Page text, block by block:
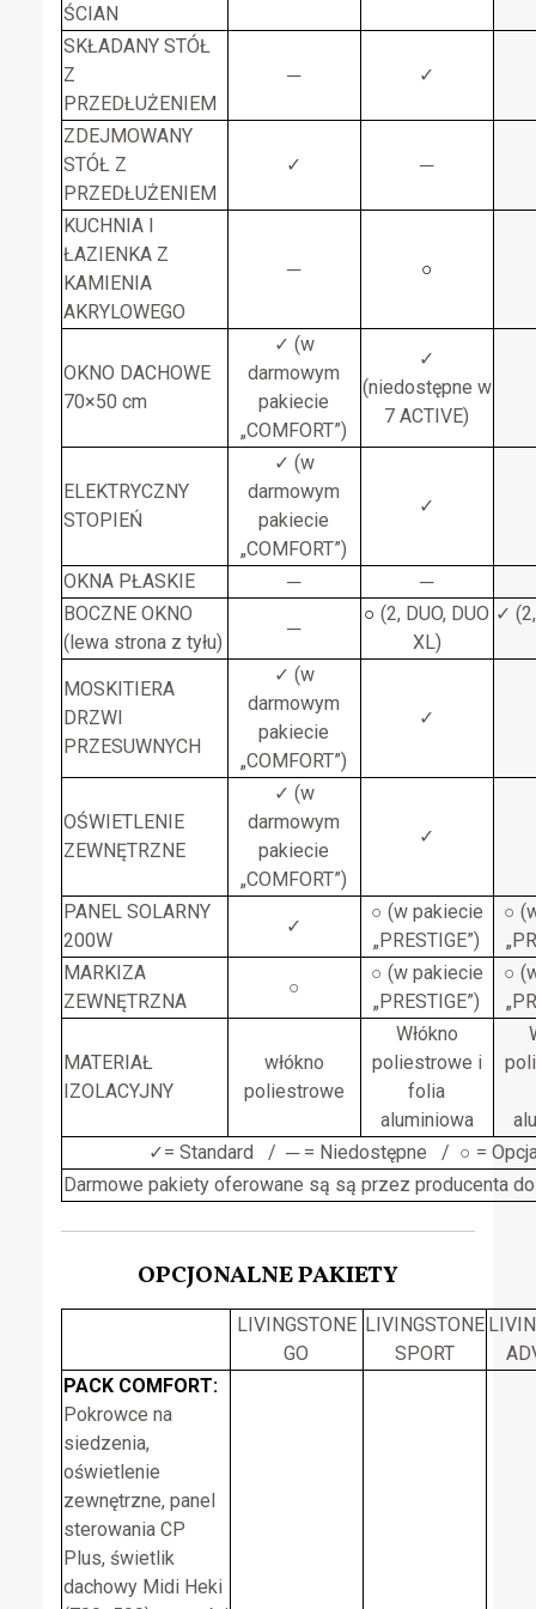
ŚCIAN
SKŁADANY STÓŁ
Z
PRZEDŁUŻENIEM
─ ✓
ZDEJMOWANY
STÓŁ Z
PRZEDŁUŻENIEM
✓ ─
KUCHNIA I
ŁAZIENKA Z
KAMIENIA
AKRYLOWEGO
─ ○
OKNO DACHOWE
70×50 cm
✓ (w
darmowym
pakiecie
„COMFORT”)
✓
(niedostępne w
7 ACTIVE)
ELEKTRYCZNY
STOPIEŃ
✓ (w
darmowym
pakiecie
„COMFORT”)
✓
OKNA PŁASKIE ─
─
BOCZNE OKNO
(lewa strona z tyłu)
─
○ (2, DUO, DUO
XL)
✓
MOSKITIERA
DRZWI
PRZESUWNYCH
✓ (w
darmowym
pakiecie
„COMFORT”)
✓
OŚWIETLENIE
ZEWNĘTRZNE
✓ (w
darmowym
pakiecie
„COMFORT”)
✓
PANEL SOLARNY
200W
✓
○ (w pakiecie
„PRESTIGE”)
○
MARKIZA
ZEWNĘTRZNA
○
○ (w pakiecie
„PRESTIGE”)
○
MATERIAŁ
IZOLACYJNY
włókno
poliestrowe
Włókno
poliestrowe i
folia
aluminiowa
✓= Standard / ─ = Niedostępne / ○ =
Darmowe pakiety oferowane są są przez producenta do
OPCJONALNE PAKIETY
LIVINGSTONE
GO
LIVINGSTONE
SPORT
PACK COMFORT:
Pokrowce na
siedzenia,
oświetlenie
zewnętrzne, panel
sterowania CP
Plus, świetlik
dachowy Midi Heki